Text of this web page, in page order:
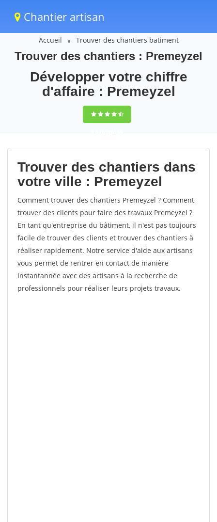
Chantier artisan
Accueil Trouver des chantiers batiment
Trouver des chantiers : Premeyzel
Développer votre chiffre
d'affaire : Premeyzel
9,5(100%)59
votes
Trouver des chantiers dans
votre ville : Premeyzel
Comment trouver des chantiers Premeyzel ? Comment
trouver des clients pour faire des travaux Premeyzel ?
En tant qu'entreprise du bâtiment, il n'est pas toujours
facile de trouver des clients et trouver des chantiers à
réaliser rapidement. Notre service d'aide aux artisans
vous permet de rentrer en contact de manière
instantannée avec des artisans à la recherche de
professionnels pour réaliser leurs projets travaux.